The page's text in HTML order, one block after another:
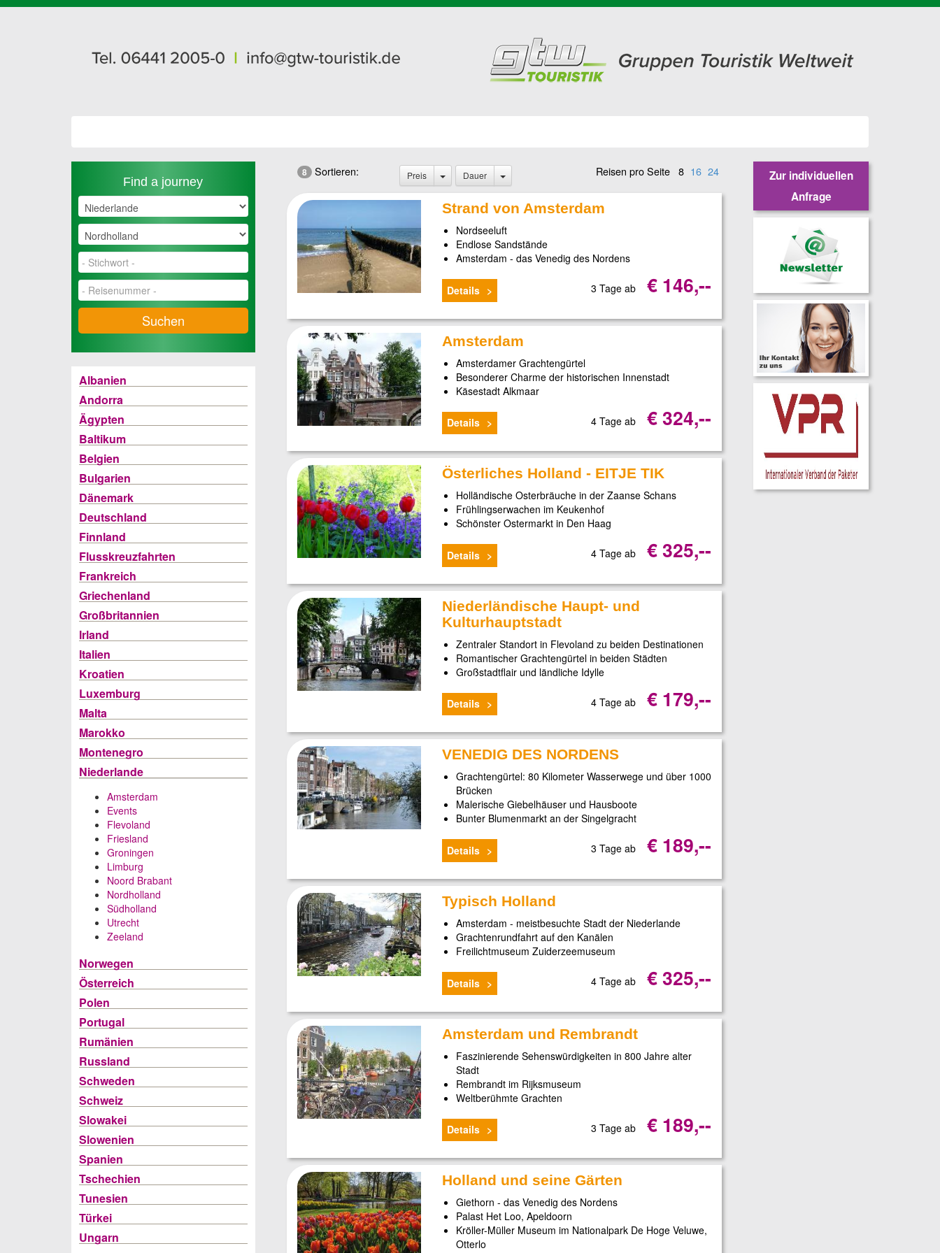
Find a journey
Suchen
Albanien
Andorra
Ägypten
Baltikum
Belgien
Bulgarien
Dänemark
Deutschland
Finnland
Flusskreuzfahrten
Frankreich
Griechenland
Großbritannien
Irland
Italien
Kroatien
Luxemburg
Malta
Marokko
Montenegro
Niederlande
Amsterdam
Events
Flevoland
Friesland
Groningen
Limburg
Noord Brabant
Nordholland
Südholland
Utrecht
Zeeland
Norwegen
Österreich
Polen
Portugal
Rumänien
Russland
Schweden
Schweiz
Slowakei
Slowenien
Spanien
Tschechien
Tunesien
Türkei
Ungarn
8 Sortieren: Preis Dauer Reisen pro Seite 8 16 24
Strand von Amsterdam
Nordseeluft
Endlose Sandstände
Amsterdam - das Venedig des Nordens
Details 3 Tage ab € 146,--
Amsterdam
Amsterdamer Grachtengürtel
Besonderer Charme der historischen Innenstadt
Käsestadt Alkmaar
Details 4 Tage ab € 324,--
Österliches Holland - EITJE TIK
Holländische Osterbräuche in der Zaanse Schans
Frühlingserwachen im Keukenhof
Schönster Ostermarkt in Den Haag
Details 4 Tage ab € 325,--
Niederländische Haupt- und
Kulturhauptstadt
Zentraler Standort in Flevoland zu beiden Destinationen
Romantischer Grachtengürtel in beiden Städten
Großstadtflair und ländliche Idylle
Details 4 Tage ab € 179,--
VENEDIG DES NORDENS
Grachtengürtel: 80 Kilometer Wasserwege und über 1000
Brücken
Malerische Giebelhäuser und Hausboote
Bunter Blumenmarkt an der Singelgracht
Details 3 Tage ab € 189,--
Typisch Holland
Amsterdam - meistbesuchte Stadt der Niederlande
Grachtenrundfahrt auf den Kanälen
Freilichtmuseum Zuiderzeemuseum
Details 4 Tage ab € 325,--
Amsterdam und Rembrandt
Faszinierende Sehenswürdigkeiten in 800 Jahre alter
Stadt
Rembrandt im Rijksmuseum
Weltberühmte Grachten
Details 3 Tage ab € 189,--
Holland und seine Gärten
Giethorn - das Venedig des Nordens
Palast Het Loo, Apeldoorn
Kröller-Müller Museum im Nationalpark De Hoge Veluwe,
Otterlo
Zur individuellen
Anfrage